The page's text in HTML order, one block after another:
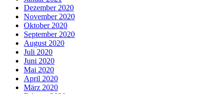
Dezember 2020
November 2020
Oktober 2020
September 2020
August 2020
Juli 2020
Juni 2020
Mai 2020
April 2020
März 2020